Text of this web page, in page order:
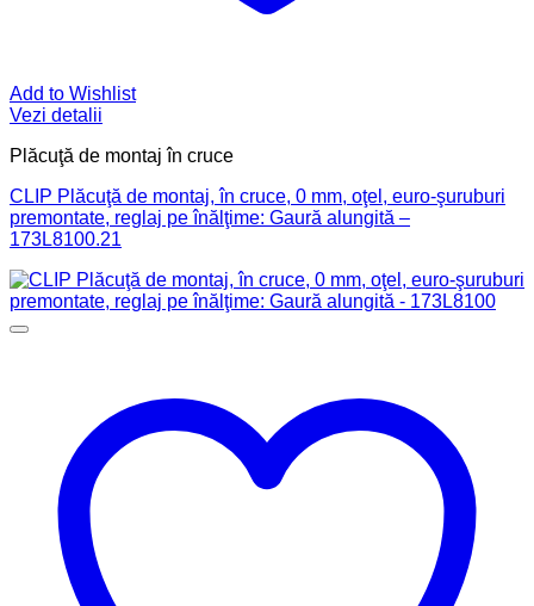
Add to Wishlist
Vezi detalii
Plăcuţă de montaj în cruce
CLIP Plăcuţă de montaj, în cruce, 0 mm, oţel, euro-şuruburi
premontate, reglaj pe înălţime: Gaură alungită –
173L8100.21